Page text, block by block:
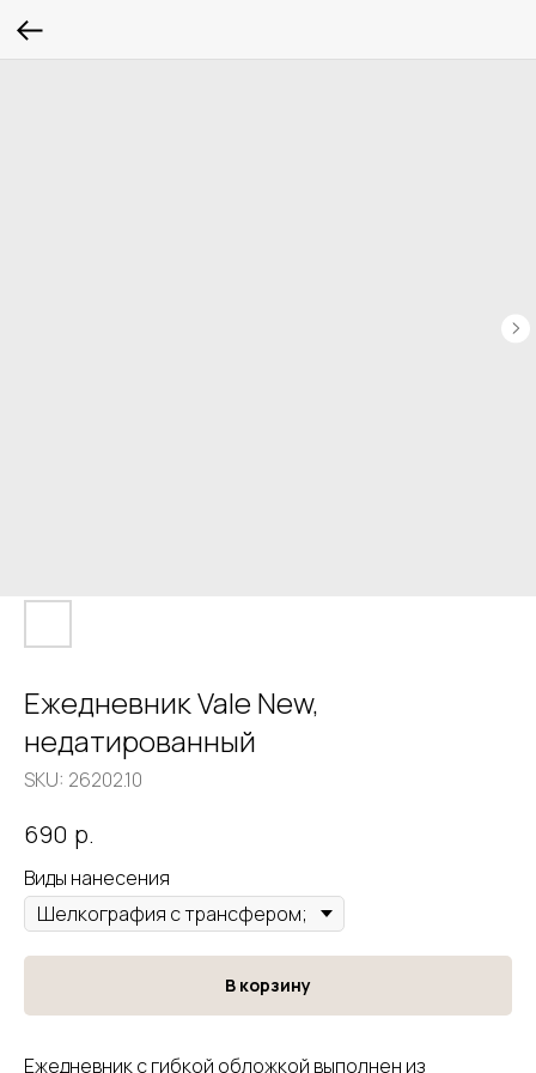
Ежедневник Vale New,
недатированный
SKU: 26202.10
690 р.
Виды нанесения
В корзину
Ежедневник с гибкой обложкой выполнен из